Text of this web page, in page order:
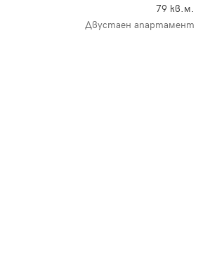
79 кв.м.
Двустаен апартамент